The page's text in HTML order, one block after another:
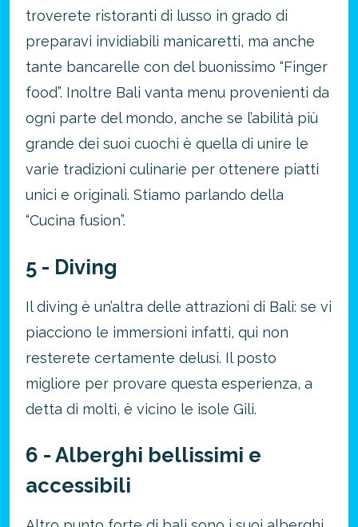
troverete ristoranti di lusso in grado di
preparavi invidiabili manicaretti, ma anche
tante bancarelle con del buonissimo “Finger
food”. Inoltre Bali vanta menu provenienti da
ogni parte del mondo, anche se l’abilità più
grande dei suoi cuochi è quella di unire le
varie tradizioni culinarie per ottenere piatti
unici e originali. Stiamo parlando della
“Cucina fusion”.
5 - Diving
Il diving è un’altra delle attrazioni di Bali: se vi
piacciono le immersioni infatti, qui non
resterete certamente delusi. Il posto
migliore per provare questa esperienza, a
detta di molti, è vicino le isole Gili.
6 - Alberghi bellissimi e
accessibili
approfitta del nostro 4-2-1
4 promozioni, 2 omaggi e 1 Novità!
ATTIVA OFFERTA